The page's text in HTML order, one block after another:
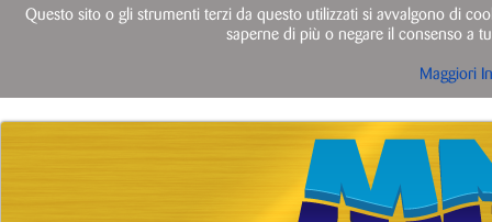
Questo sito o gli strumenti terzi da questo utilizzati si avvalgono di
saperne di più o negare il consenso a
Maggiori